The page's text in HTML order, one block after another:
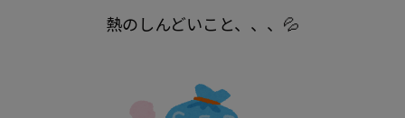
熱のしんどいこと、、、💦